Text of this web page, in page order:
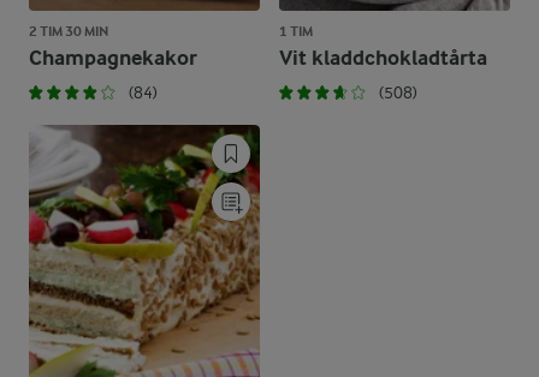
2 TIM 30 MIN
Champagnekakor
(84)
1 TIM
Vit kladdchokladtårta
(508)